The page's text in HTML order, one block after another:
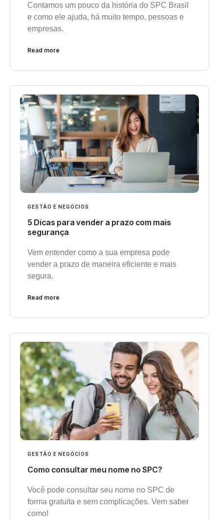
Contamos um pouco da história do SPC Brasil
e como ele ajuda, há muito tempo, pessoas e
empresas.
Read more
GESTÃO E NEGÓCIOS
5 Dicas para vender a prazo com mais
segurança
Vem entender como a sua empresa pode
vender a prazo de maneira eficiente e mais
segura.
Read more
GESTÃO E NEGÓCIOS
Como consultar meu nome no SPC?
Você pode consultar seu nome no SPC de
forma gratuita e sem complicações. Vem saber
como!